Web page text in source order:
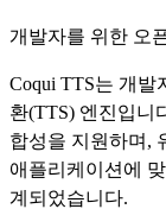
개발자를 위한 오
Coqui TTS는 개발
환(TTS) 엔진입니
합성을 지원하며,
애플리케이션에
계되었습니다.